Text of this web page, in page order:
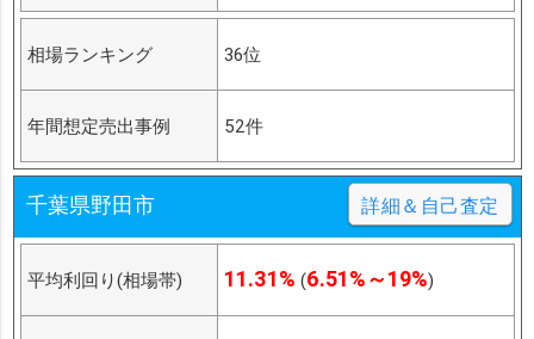
相場ランキング 36位
年間想定売出事例 52件
千葉県野田市 詳細＆自己査定
平均利回り(相場帯) 11.31% (6.51%～19%)